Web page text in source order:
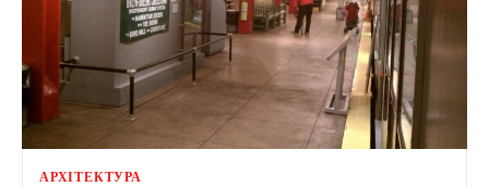
АРХІТЕКТУРА